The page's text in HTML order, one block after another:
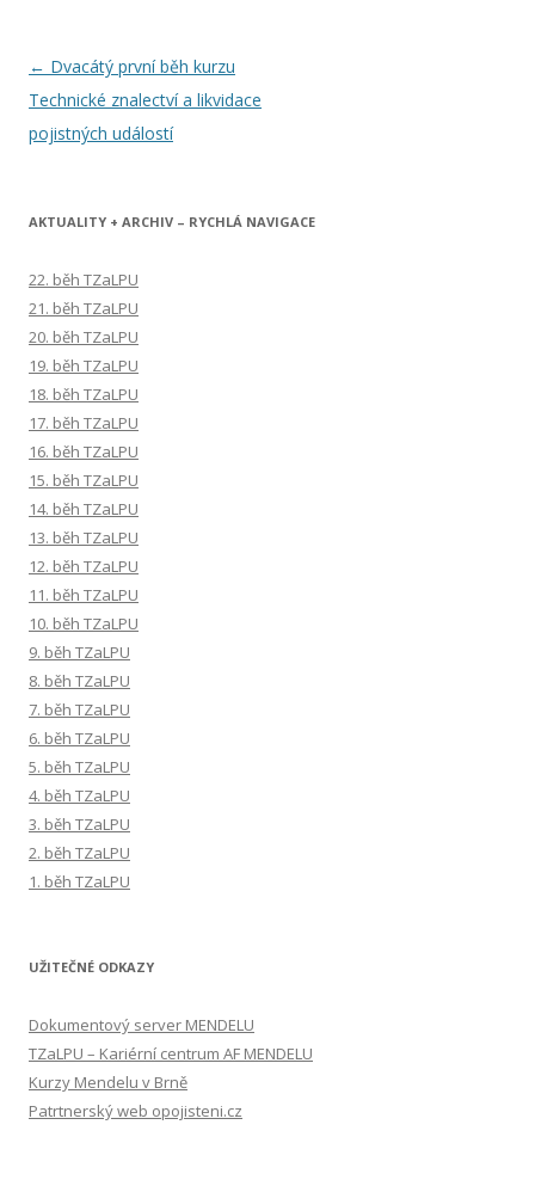
Navigace
pro
příspěvky
← Dvacátý první běh kurzu
Technické znalectví a likvidace
pojistných událostí
AKTUALITY + ARCHIV – RYCHLÁ NAVIGACE
22. běh TZaLPU
21. běh TZaLPU
20. běh TZaLPU
19. běh TZaLPU
18. běh TZaLPU
17. běh TZaLPU
16. běh TZaLPU
15. běh TZaLPU
14. běh TZaLPU
13. běh TZaLPU
12. běh TZaLPU
11. běh TZaLPU
10. běh TZaLPU
9. běh TZaLPU
8. běh TZaLPU
7. běh TZaLPU
6. běh TZaLPU
5. běh TZaLPU
4. běh TZaLPU
3. běh TZaLPU
2. běh TZaLPU
1. běh TZaLPU
UŽITEČNÉ ODKAZY
Dokumentový server MENDELU
TZaLPU – Kariérní centrum AF MENDELU
Kurzy Mendelu v Brně
Patrtnerský web opojisteni.cz